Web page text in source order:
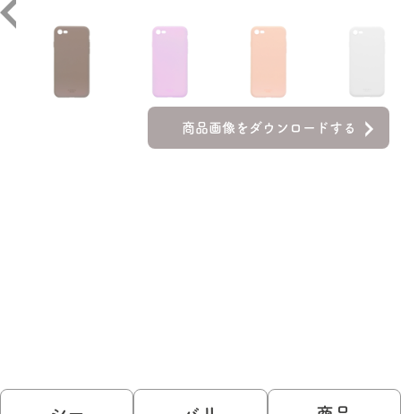
商品画像をダウンロードする